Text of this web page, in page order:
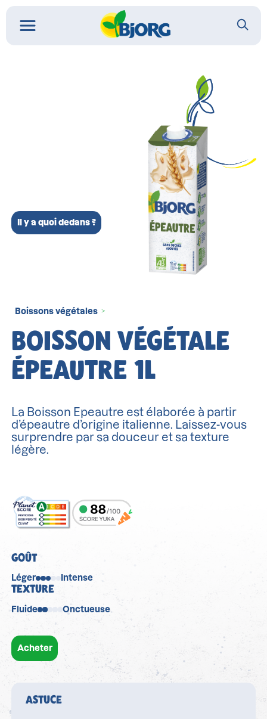
Il y a quoi dedans ?
Boissons végétales >
BOISSON VÉGÉTALE
ÉPEAUTRE 1L
La Boisson Epeautre est élaborée à partir
d’épeautre d’origine italienne. Laissez-vous
surprendre par sa douceur et sa texture
légère.
GOÛT
Léger Intense
TEXTURE
Fluide Onctueuse
Acheter
ASTUCE